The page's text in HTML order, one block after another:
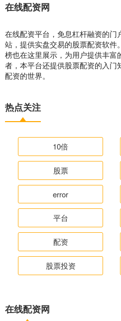
在线配资网
在线配资平台，免息杠杆融资的门
站，提供实盘交易的股票配资软
榜也在这里展示，为用户提供丰富
者，本平台还提供股票配资的入
配资的世界。
热点关注
10倍
股票
error
平台
配资
股票投资
在线配资网